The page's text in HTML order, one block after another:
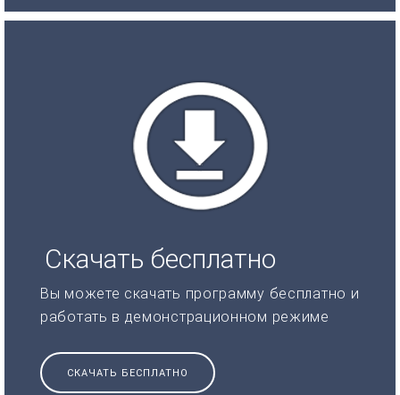
Скачать бесплатно
Вы можете скачать программу бесплатно и
работать в демонстрационном режиме
СКАЧАТЬ БЕСПЛАТНО